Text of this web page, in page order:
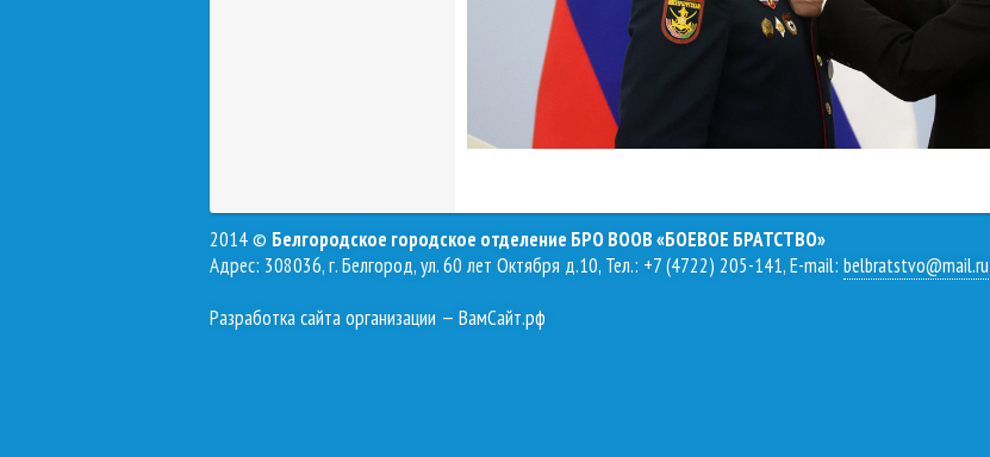
2014 © Белгородское городское отделение БРО ВООВ «БОЕВОЕ БРАТСТВО»
Адрес: 308036, г. Белгород, ул. 60 лет Октября д.10, Тел.: +7 (4722) 205-141, E-mail: belbratstvo@mail.ru
Разработка сайта организации — ВамСайт.рф